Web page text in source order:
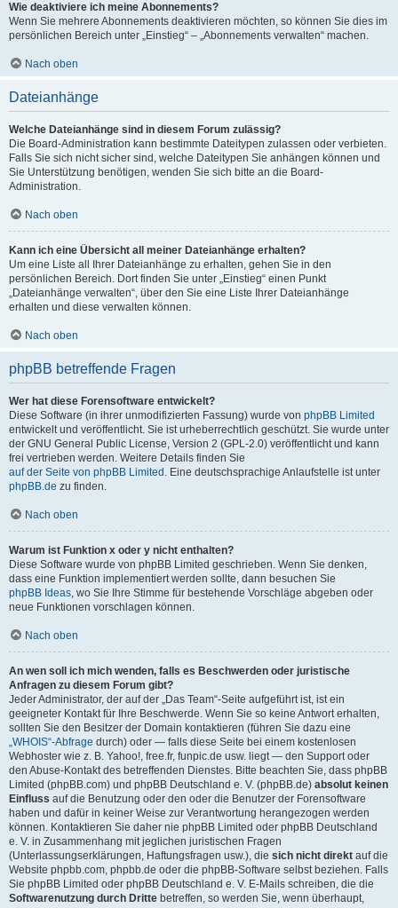
Wie deaktiviere ich meine Abonnements?
Wenn Sie mehrere Abonnements deaktivieren möchten, so können Sie dies im
persönlichen Bereich unter „Einstieg“ – „Abonnements verwalten“ machen.
Nach oben
Dateianhänge
Welche Dateianhänge sind in diesem Forum zulässig?
Die Board-Administration kann bestimmte Dateitypen zulassen oder verbieten.
Falls Sie sich nicht sicher sind, welche Dateitypen Sie anhängen können und
Sie Unterstützung benötigen, wenden Sie sich bitte an die Board-
Administration.
Nach oben
Kann ich eine Übersicht all meiner Dateianhänge erhalten?
Um eine Liste all Ihrer Dateianhänge zu erhalten, gehen Sie in den
persönlichen Bereich. Dort finden Sie unter „Einstieg“ einen Punkt
„Dateianhänge verwalten“, über den Sie eine Liste Ihrer Dateianhänge
erhalten und diese verwalten können.
Nach oben
phpBB betreffende Fragen
Wer hat diese Forensoftware entwickelt?
Diese Software (in ihrer unmodifizierten Fassung) wurde von phpBB Limited
entwickelt und veröffentlicht. Sie ist urheberrechtlich geschützt. Sie wurde unter
der GNU General Public License, Version 2 (GPL-2.0) veröffentlicht und kann
frei vertrieben werden. Weitere Details finden Sie
auf der Seite von phpBB Limited . Eine deutschsprachige Anlaufstelle ist unter
phpBB.de zu finden.
Nach oben
Warum ist Funktion x oder y nicht enthalten?
Diese Software wurde von phpBB Limited geschrieben. Wenn Sie denken,
dass eine Funktion implementiert werden sollte, dann besuchen Sie
phpBB Ideas, wo Sie Ihre Stimme für bestehende Vorschläge abgeben oder
neue Funktionen vorschlagen können.
Nach oben
An wen soll ich mich wenden, falls es Beschwerden oder juristische
Anfragen zu diesem Forum gibt?
Jeder Administrator, der auf der „Das Team“-Seite aufgeführt ist, ist ein
geeigneter Kontakt für Ihre Beschwerde. Wenn Sie so keine Antwort erhalten,
sollten Sie den Besitzer der Domain kontaktieren (führen Sie dazu eine
„WHOIS“-Abfrage durch) oder — falls diese Seite bei einem kostenlosen
Webhoster wie z. B. Yahoo!, free.fr, funpic.de usw. liegt — den Support oder
den Abuse-Kontakt des betreffenden Dienstes. Bitte beachten Sie, dass phpBB
Limited (phpBB.com) und phpBB Deutschland e. V. (phpBB.de) absolut keinen
Einfluss auf die Benutzung oder den oder die Benutzer der Forensoftware
haben und dafür in keiner Weise zur Verantwortung herangezogen werden
können. Kontaktieren Sie daher nie phpBB Limited oder phpBB Deutschland
e. V. in Zusammenhang mit jeglichen juristischen Fragen
(Unterlassungserklärungen, Haftungsfragen usw.), die sich nicht direkt auf die
Website phpbb.com, phpbb.de oder die phpBB-Software selbst beziehen. Falls
Sie phpBB Limited oder phpBB Deutschland e. V. E-Mails schreiben, die die
Softwarenutzung durch Dritte betreffen, so werden Sie, wenn überhaupt,